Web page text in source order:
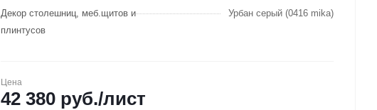
Декор столешниц, меб.щитов и
плинтусов
Урбан серый (0416 mika)
Цена
42 380 руб./лист